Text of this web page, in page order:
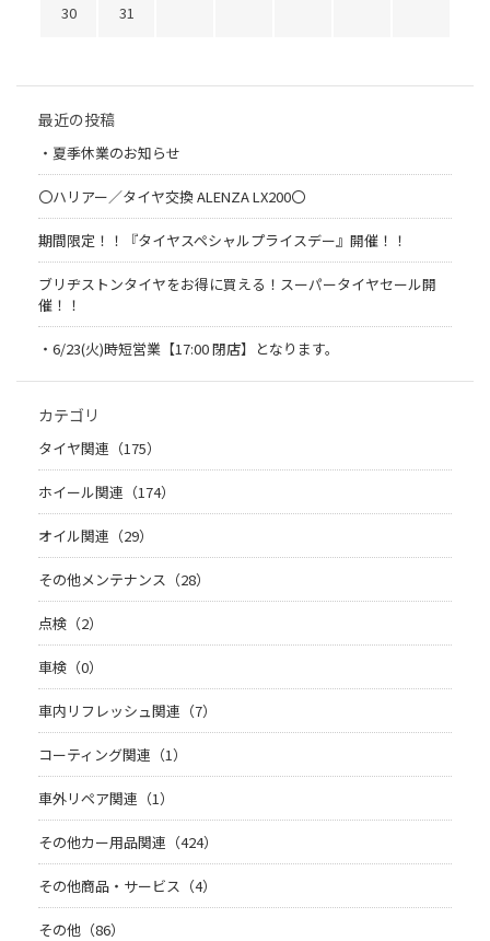
30
31
最近の投稿
・夏季休業のお知らせ
〇ハリアー／タイヤ交換 ALENZA LX200〇
期間限定！！『タイヤスペシャルプライスデー』開催！！
ブリヂストンタイヤをお得に買える！スーパータイヤセール開
催！！
・6/23(火)時短営業【17:00 閉店】となります。
カテゴリ
タイヤ関連（175）
ホイール関連（174）
オイル関連（29）
その他メンテナンス（28）
点検（2）
車検（0）
車内リフレッシュ関連（7）
コーティング関連（1）
車外リペア関連（1）
その他カー用品関連（424）
その他商品・サービス（4）
その他（86）